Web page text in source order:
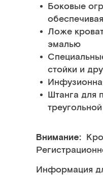
Боковые
Ложе
эмалью
стойки и
Штанга для
Внимание:
Информация